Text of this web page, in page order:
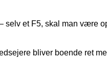
selv et F5, skal man være
bliver boende ret